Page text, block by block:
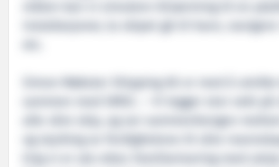
installasjoner, la skipet gå til havn, navigere
Simon Møkster Shipping AS er med å utvikle
sammen med SMSC. – Vi legger stor vekt på
alle våre skip, og ser sammenhengen
og styrking av ferdighetene til våre